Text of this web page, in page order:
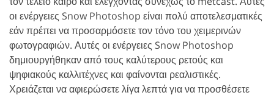
οι ενέργειες Snow Photoshop είναι πολύ αποτελεσματικές
εάν πρέπει να προσαρμόσετε τον τόνο του χειμερινών
φωτογραφιών. Αυτές οι ενέργειες Snow Photoshop
δημιουργήθηκαν από τους καλύτερους ρετούς και
ψηφιακούς καλλιτέχνες και φαίνονται ρεαλιστικές.
Χρειάζεται να αφιερώσετε λίγα λεπτά για να προσθέσετε